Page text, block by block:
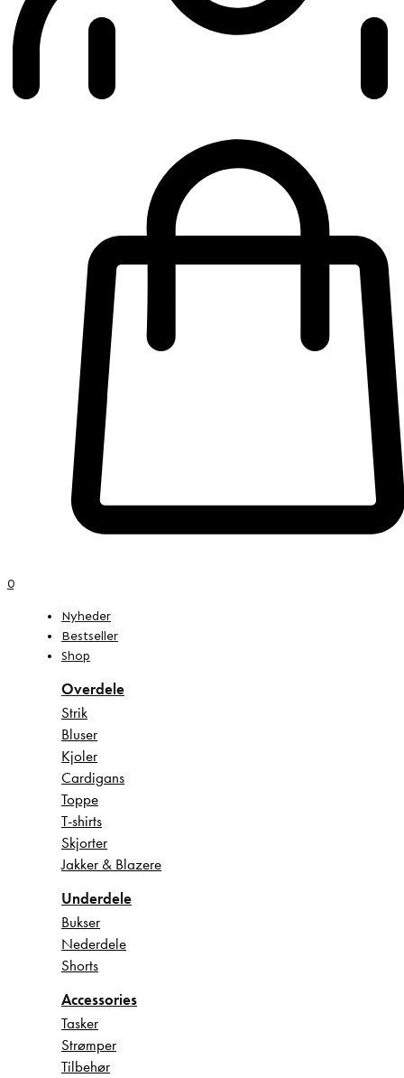
0
Nyheder
Bestseller
Shop
Overdele
Strik
Bluser
Kjoler
Cardigans
Toppe
T-shirts
Skjorter
Jakker & Blazere
Underdele
Bukser
Nederdele
Shorts
Accessories
Tasker
Strømper
Tilbehør